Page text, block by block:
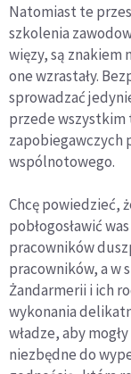
Natomiast te
szkolenia
więzy, są znakiem
one wzrastały.
sprowadzać
przede wszystkim
zapobiegawczych
wspólnotowego.
Chcę powiedzieć,
pobłogosławić
pracowników
pracowników, a w
Żandarmerii i ich
wykonania
władze, aby
niezbędne do